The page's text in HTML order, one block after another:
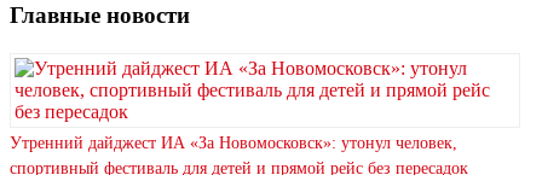
Главные новости
Утренний дайджест ИА «За Новомосковск»: утонул человек,
спортивный фестиваль для детей и прямой рейс без пересадок